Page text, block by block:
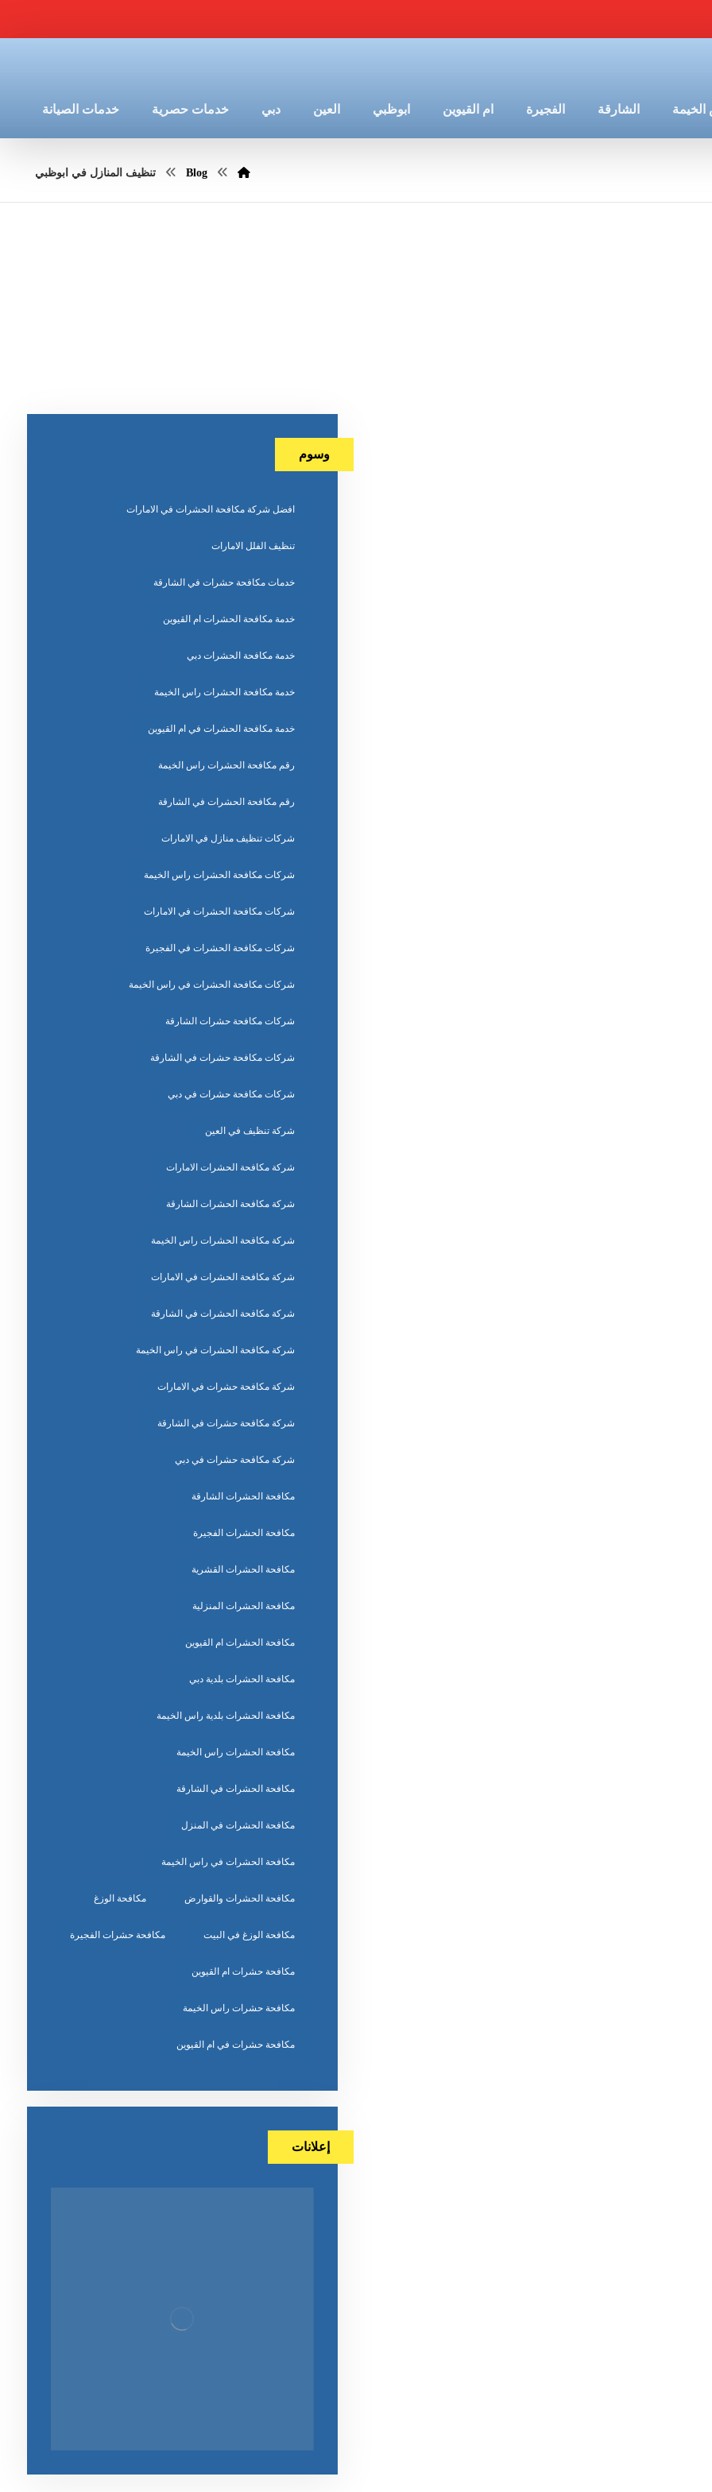
الشارقة الفجيرة ام القيوين ابوظبي العين دبي خدمات حصرية خدمات الصيانة
Blog تنظيف المنازل في ابوظبي
وسوم
افضل شركة مكافحة الحشرات في الامارات
تنظيف الفلل الامارات
خدمات مكافحة حشرات في الشارقة
خدمة مكافحة الحشرات ام القيوين
خدمة مكافحة الحشرات دبي
خدمة مكافحة الحشرات راس الخيمة
خدمة مكافحة الحشرات في ام القيوين
رقم مكافحة الحشرات راس الخيمة
رقم مكافحة الحشرات في الشارقة
شركات تنظيف منازل في الامارات
شركات مكافحة الحشرات راس الخيمة
شركات مكافحة الحشرات في الامارات
شركات مكافحة الحشرات في الفجيرة
شركات مكافحة الحشرات في راس الخيمة
شركات مكافحة حشرات الشارقة
شركات مكافحة حشرات في الشارقة
شركات مكافحة حشرات في دبي
شركة تنظيف في العين
شركة مكافحة الحشرات الامارات
شركة مكافحة الحشرات الشارقة
شركة مكافحة الحشرات راس الخيمة
شركة مكافحة الحشرات في الامارات
شركة مكافحة الحشرات في الشارقة
شركة مكافحة الحشرات في راس الخيمة
شركة مكافحة حشرات في الامارات
شركة مكافحة حشرات في الشارقة
شركة مكافحة حشرات في دبي
مكافحة الحشرات الشارقة
مكافحة الحشرات الفجيرة
مكافحة الحشرات القشرية
مكافحة الحشرات المنزلية
مكافحة الحشرات ام القيوين
مكافحة الحشرات بلدية دبي
مكافحة الحشرات بلدية راس الخيمة
مكافحة الحشرات راس الخيمة
مكافحة الحشرات في الشارقة
مكافحة الحشرات في المنزل
مكافحة الحشرات في راس الخيمة
مكافحة الحشرات والقوارض مكافحة الوزغ
مكافحة الوزغ في البيت مكافحة حشرات الفجيرة
مكافحة حشرات ام القيوين
مكافحة حشرات راس الخيمة
مكافحة حشرات في ام القيوين
إعلانات